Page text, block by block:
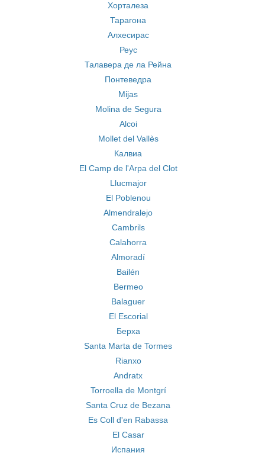
Хорталеза
Тарагона
Алхесирас
Реус
Талавера де ла Рейна
Понтеведра
Mijas
Molina de Segura
Alcoi
Mollet del Vallès
Калвиа
El Camp de l'Arpa del Clot
Llucmajor
El Poblenou
Almendralejo
Cambrils
Calahorra
Almoradí
Bailén
Bermeo
Balaguer
El Escorial
Берха
Santa Marta de Tormes
Rianxo
Andratx
Torroella de Montgrí
Santa Cruz de Bezana
Es Coll d'en Rabassa
El Casar
Испания